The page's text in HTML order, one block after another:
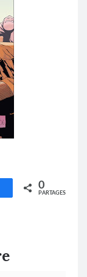
Partagez 0
PARTAGES